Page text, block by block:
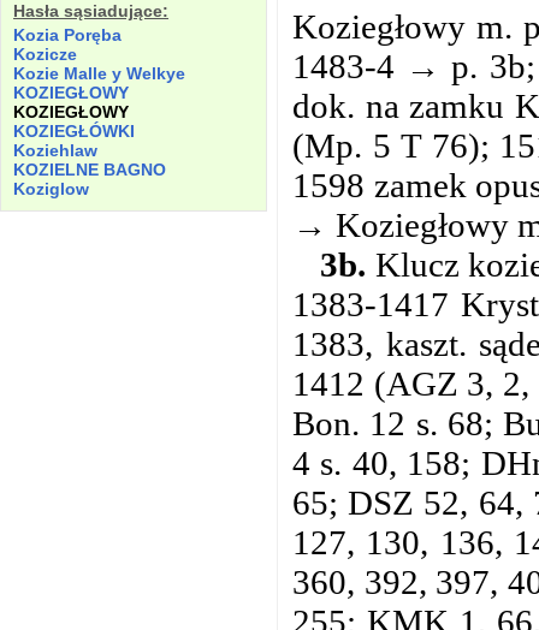
Hasła sąsiadujące:
Kozia Poręba
Kozicze
Kozie Malle y Welkye
KOZIEGŁOWY
KOZIEGŁOWY
KOZIEGŁÓWKI
Koziehlaw
KOZIELNE BAGNO
Koziglow
Koziegłowy m.
1483-4 → p.
dok. na zamku
(Mp. 5 T 76);
1598 zamek
→ Koziegłowy
3b. Klucz
1383-1417
1383, kaszt.
1412 (AGZ 3,
Bon. 12 s. 68;
4 s. 40, 158;
65; DSZ 52, 64,
127, 130, 136,
360, 392, 397,
255; KMK 1,